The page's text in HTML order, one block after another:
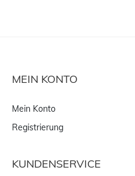
MEIN KONTO
Mein Konto
Registrierung
KUNDENSERVICE